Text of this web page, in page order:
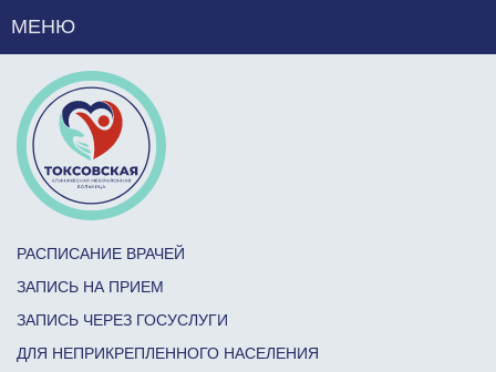
МЕНЮ
РАСПИСАНИЕ ВРАЧЕЙ
ЗАПИСЬ НА ПРИЕМ
ЗАПИСЬ ЧЕРЕЗ ГОСУСЛУГИ
ДЛЯ НЕПРИКРЕПЛЕННОГО НАСЕЛЕНИЯ